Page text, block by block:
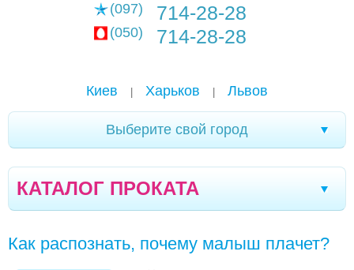
(097) 714-28-28
(050) 714-28-28
Киев Харьков Львов
Выберите свой город
Черновцы | Кривой Рог
Хмельницкий Каменское | Мариуполь
КАТАЛОГ ПРОКАТА
АВТОКРЕСЛО
Как распознать, почему малыш плачет?